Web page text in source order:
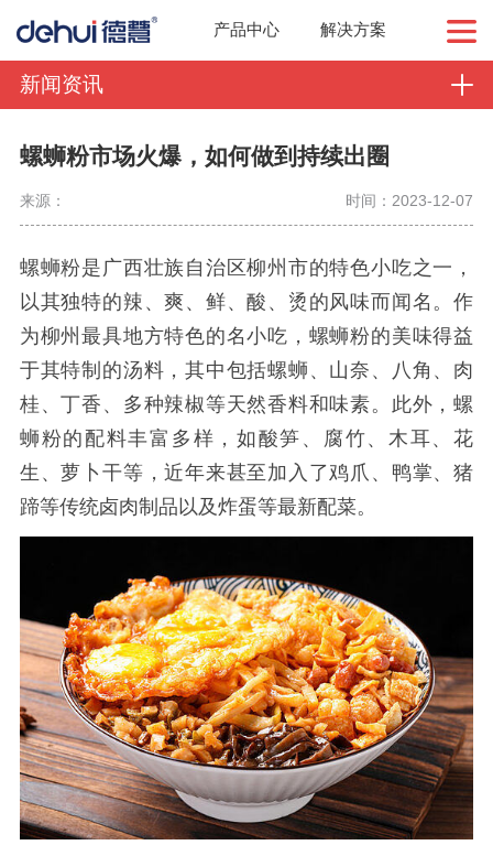
产品中心 解决方案
新闻资讯
螺蛳粉市场火爆，如何做到持续出圈
来源： 时间：2023-12-07
螺蛳粉是广西壮族自治区柳州市的特色小吃之一，
以其独特的辣、爽、鲜、酸、烫的风味而闻名。作
为柳州最具地方特色的名小吃，螺蛳粉的美味得益
于其特制的汤料，其中包括螺蛳、山奈、八角、肉
桂、丁香、多种辣椒等天然香料和味素。此外，螺
蛳粉的配料丰富多样，如酸笋、腐竹、木耳、花
生、萝卜干等，近年来甚至加入了鸡爪、鸭掌、猪
蹄等传统卤肉制品以及炸蛋等最新配菜。